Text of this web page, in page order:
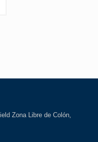
Zona Libre de Colón,